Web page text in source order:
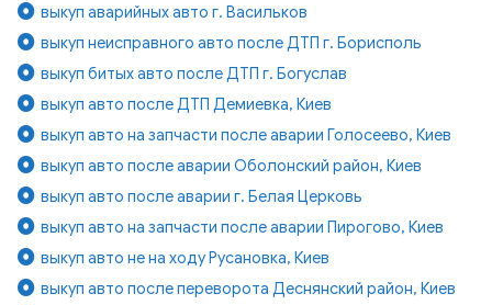
выкуп аварийных авто г. Васильков
выкуп неисправного авто после ДТП г. Борисполь
выкуп битых авто после ДТП г. Богуслав
выкуп авто после ДТП Демиевка, Киев
выкуп авто на запчасти после аварии Голосеево, Киев
выкуп авто после аварии Оболонский район, Киев
выкуп авто после аварии г. Белая Церковь
выкуп авто на запчасти после аварии Пирогово, Киев
выкуп авто не на ходу Русановка, Киев
выкуп авто после переворота Деснянский район, Киев